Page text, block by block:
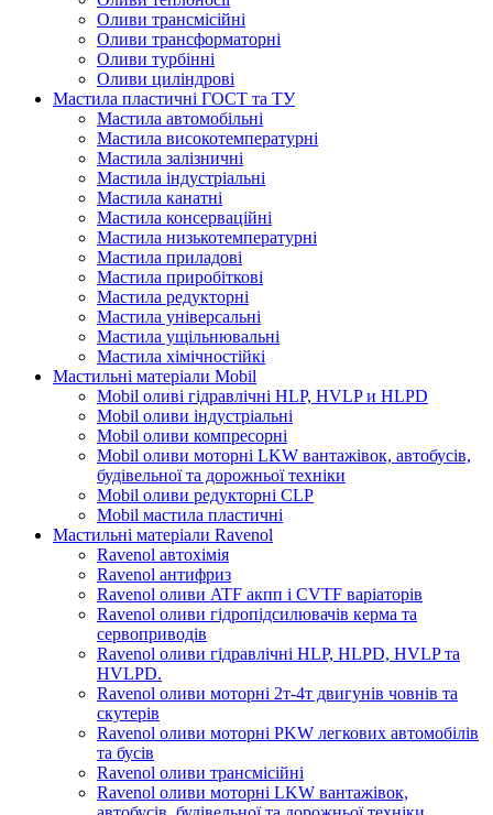
Оливи трансмісійні
Оливи трансформаторні
Оливи турбінні
Оливи циліндрові
Мастила пластичні ГОСТ та ТУ
Мастила автомобільні
Мастила високотемпературні
Мастила залізничні
Мастила індустріальні
Мастила канатні
Мастила консерваційні
Мастила низькотемпературні
Мастила приладові
Мастила приробіткові
Мастила редукторні
Мастила універсальні
Мастила ущільнювальні
Мастила хімічностійкі
Мастильні матеріали Mobil
Mobil оливі гідравлічні HLP, HVLP и HLPD
Mobil оливи індустріальні
Mobil оливи компресорні
Mobil оливи моторні LKW вантажівок, автобусів,
будівельної та дорожньої техніки
Mobil оливи редукторні CLP
Mobil мастила пластичні
Мастильні матеріали Ravenol
Ravenol автохімія
Ravenol антифриз
Ravenol оливи ATF акпп і CVTF варіаторів
Ravenol оливи гідропідсилювачів керма та
сервоприводів
Ravenol оливи гідравлічні HLP, HLPD, HVLP та
HVLPD.
Ravenol оливи моторні 2т-4т двигунів човнів та
скутерів
Ravenol оливи моторні PKW легкових автомобілів
та бусів
Ravenol оливи трансмісійні
Ravenol оливи моторні LKW вантажівок,